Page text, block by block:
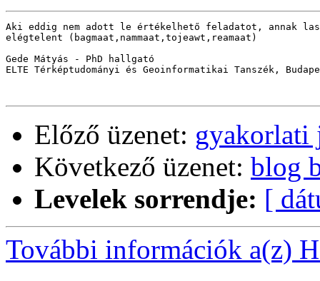
Aki eddig nem adott le értékelhető feladatot, annak
elégtelent (bagmaat,nammaat,tojeawt,reamaat)
Gede Mátyás - PhD hallgató
ELTE Térképtudományi és Geoinformatikai Tanszék,
Előző üzenet: gyakorlati
Következő üzenet: blog
Levelek sorrendje: [
További információk a(z)